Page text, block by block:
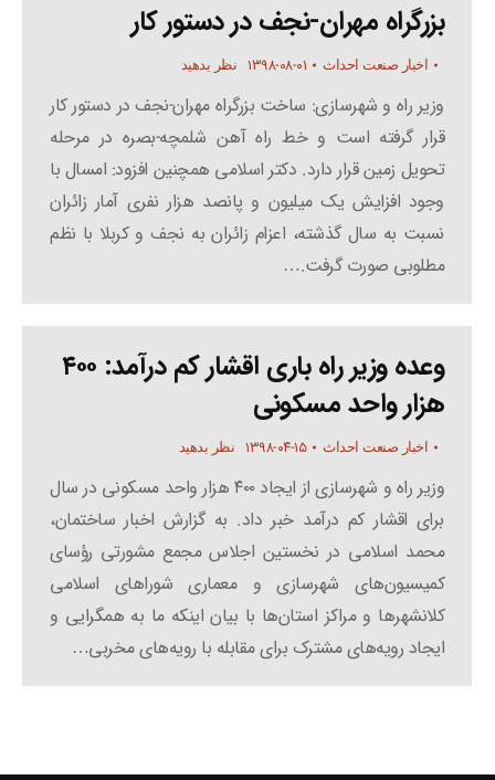
بزرگراه مهران-نجف در دستور کار
اخبار صنعت احداث ۱۳۹۸-۰۸-۰۱ نظر بدهید
وزیر راه و شهرسازی: ساخت بزرگراه مهران-نجف در دستور کار
قرار گرفته است و خط راه آهن شلمچه-بصره در مرحله
تحویل زمین قرار دارد. دکتر اسلامی همچنین افزود: امسال با
وجود افزایش یک میلیون و پانصد هزار نفری آمار زائران
نسبت به سال گذشته، اعزام زائران به نجف و کربلا با نظم
مطلوبی صورت گرفت.…
وعده وزیر راه باری اقشار کم درآمد: ۴۰۰
هزار واحد مسکونی
اخبار صنعت احداث ۱۳۹۸-۰۴-۱۵ نظر بدهید
وزیر راه و شهرسازی از ایجاد ۴۰۰ هزار واحد مسکونی در سال
برای اقشار کم درآمد خبر داد. به گزارش اخبار ساختمان،
محمد اسلامی در نخستین اجلاس مجمع مشورتی رؤسای
کمیسیون‌های شهرسازی و معماری شوراهای اسلامی
کلانشهرها و مراکز استان‌ها با بیان اینکه ما به همگرایی و
ایجاد رویه‌های مشترک برای مقابله با رویه‌های مخربی…